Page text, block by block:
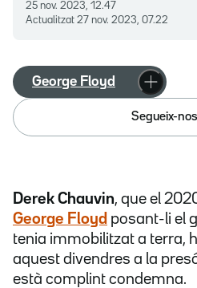
25 nov. 2023, 12.47
Actualitzat 27 nov. 2023, 07.22
George Floyd
Segueix-
Derek Chauvin, que el
George Floyd posant-li el
tenia immobilitzat a terra,
aquest divendres a la
està complint condemna.